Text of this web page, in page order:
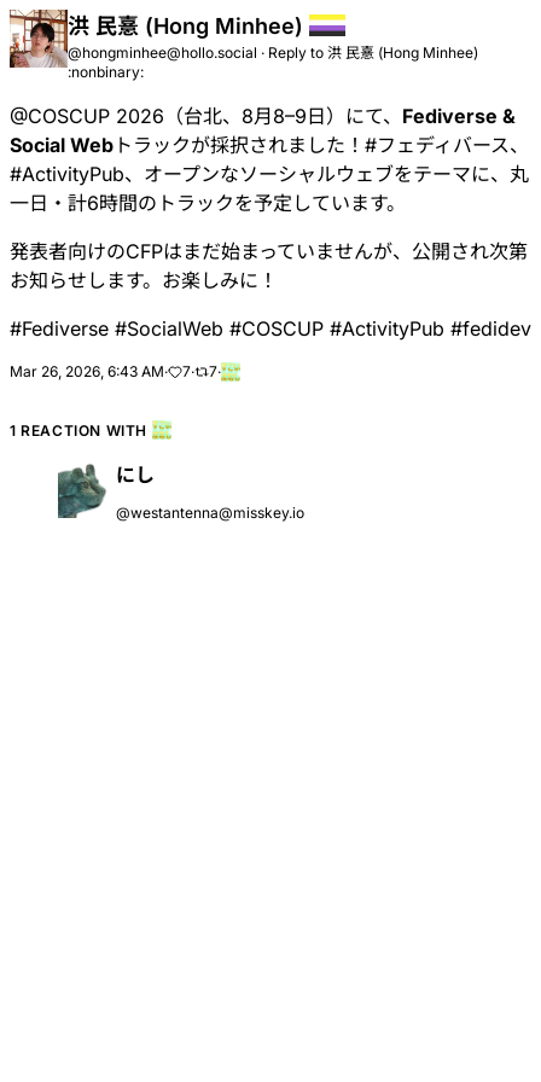
洪 民憙 (Hong Minhee)
@hongminhee@hollo.social · Reply to 洪 民憙 (Hong Minhee)
:nonbinary:
@COSCUP 2026（台北、8月8–9日）にて、 Fediverse &
Social Web トラックが採択されました！ #フェディバース、
#ActivityPub、オープンなソーシャルウェブをテーマに、丸
一日・計6時間のトラックを予定しています。
発表者向けのCFPはまだ始まっていませんが、公開され次第
お知らせします。お楽しみに！
#Fediverse #SocialWeb #COSCUP #ActivityPub #fedidev
Mar 26, 2026, 6:43 AM· 7· 7·
1 REACTION WITH
にし
@westantenna@misskey.io